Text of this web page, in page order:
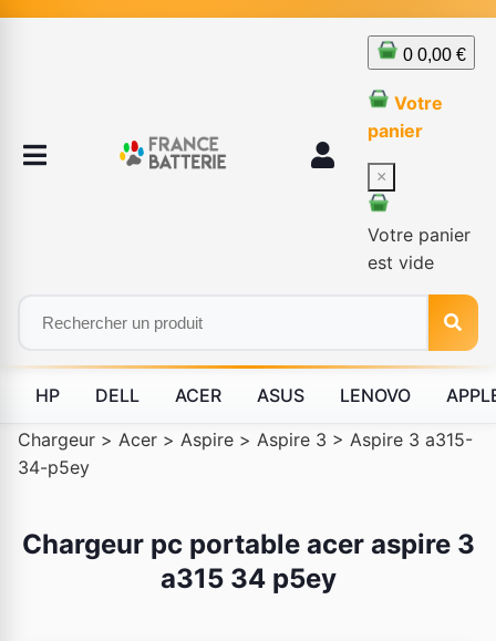
0 0,00 €
Votre
panier
×
Votre panier
est vide
HP DELL ACER ASUS LENOVO
Chargeur > Acer > Aspire > Aspire 3 > Aspire 3 a315-
34-p5ey
Chargeur pc portable acer aspire 3
a315 34 p5ey